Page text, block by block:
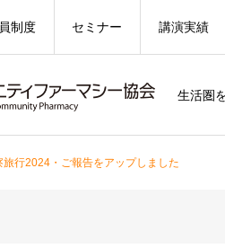
生活圏
制度 セミナー 講演実績
行2024・ご報告をアップしました